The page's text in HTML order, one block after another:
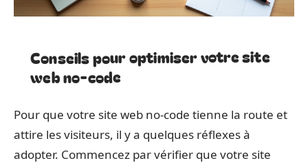
Conseils pour optimiser votre site
web no-code
Pour que votre site web no-code tienne la route et
attire les visiteurs, il y a quelques réflexes à
adopter. Commencez par vérifier que votre site